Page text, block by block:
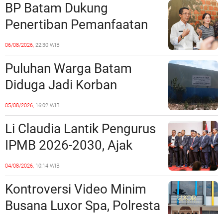
BP Batam Dukung
Penertiban Pemanfaatan
Ruang Laut Sesuai
Ketentuan Peraturan
Perundang-undangan
06/08/2026, 22:30 WIB
Puluhan Warga Batam
Diduga Jadi Korban
Penipuan Kavling Hingga
Miliaran Rupiah, Laporan ke
Polda Kepri Jalan di
Tempat?
05/08/2026, 16:02 WIB
Li Claudia Lantik Pengurus
IPMB 2026-2030, Ajak
Perkuat Kerukunan dan
Sinergi dengan Pemko
Batam
04/08/2026, 10:14 WIB
Kontroversi Video Minim
Busana Luxor Spa, Polresta